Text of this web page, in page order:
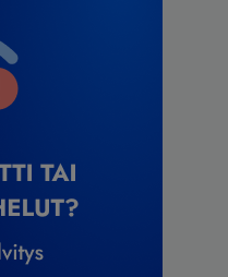
on otettu meillä
saat tiedon, miten
etenemistä sekä
yhteystiedot/